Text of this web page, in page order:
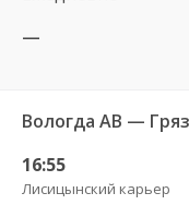
—
Вологда АВ —
16:55
Лисицынский карьер